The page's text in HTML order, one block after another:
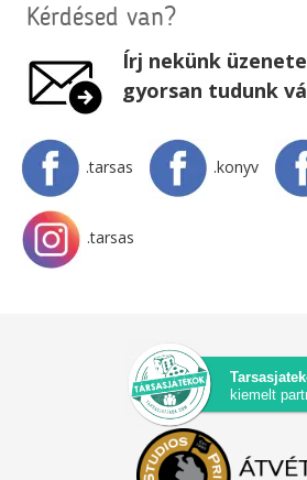
Kérdésed van?
Írj nekünk
gyorsan tudunk
.tarsas .konyv
.tarsas
kiemelt